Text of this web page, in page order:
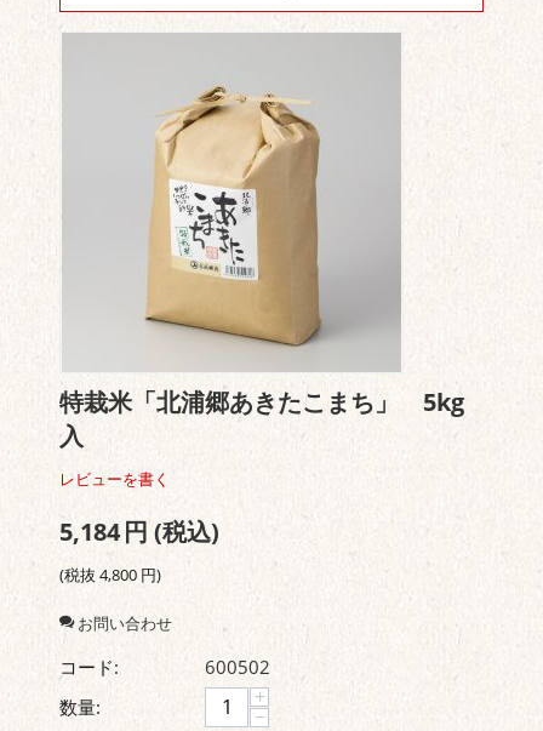
特栽米「北浦郷あきたこまち」 5kg
入
レビューを書く
5,184円 (税込)
(税抜 4,800 円)
お問い合わせ
コード:
600502
数量:
+
−